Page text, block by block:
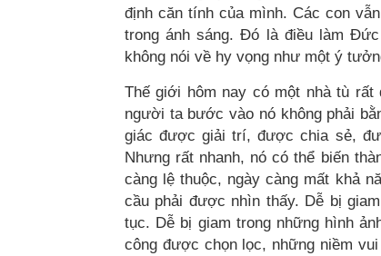
định căn tính của mình. Các con
trong ánh sáng. Đó là điều làm
không nói về hy vọng như một ý
Thế giới hôm nay có một nhà tù
người ta bước vào nó không phải
giác được giải trí, được chia sẻ,
Nhưng rất nhanh, nó có thể biến
càng lệ thuộc, ngày càng mất khả
cầu phải được nhìn thấy. Dễ bị
tục. Dễ bị giam trong những hình
công được chọn lọc, những niềm